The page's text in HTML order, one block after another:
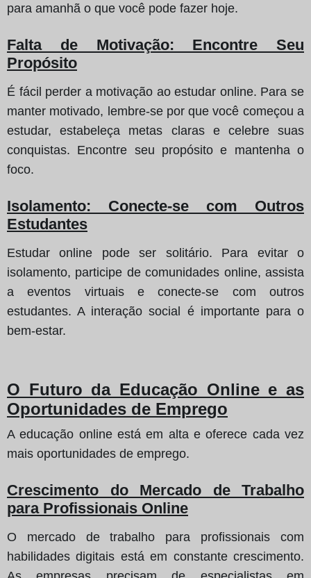
para amanhã o que você pode fazer hoje.
Falta de Motivação: Encontre Seu
Propósito
É fácil perder a motivação ao estudar online. Para se
manter motivado, lembre-se por que você começou a
estudar, estabeleça metas claras e celebre suas
conquistas. Encontre seu propósito e mantenha o
foco.
Isolamento: Conecte-se com Outros
Estudantes
Estudar online pode ser solitário. Para evitar o
isolamento, participe de comunidades online, assista
a eventos virtuais e conecte-se com outros
estudantes. A interação social é importante para o
bem-estar.
O Futuro da Educação Online e as
Oportunidades de Emprego
A educação online está em alta e oferece cada vez
mais oportunidades de emprego.
Crescimento do Mercado de Trabalho
para Profissionais Online
O mercado de trabalho para profissionais com
habilidades digitais está em constante crescimento.